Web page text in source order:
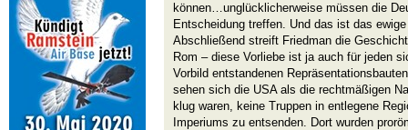
können…unglücklicherweise müssen die
Entscheidung treffen. Und das ist das
Abschließend streift Friedman die
Rom – diese Vorliebe ist ja auch für jeden
Vorbild entstandenen
sehen sich die USA als die rechtmäßigen
klug waren, keine Truppen in entlegene
Imperiums zu entsenden. Dort wurden